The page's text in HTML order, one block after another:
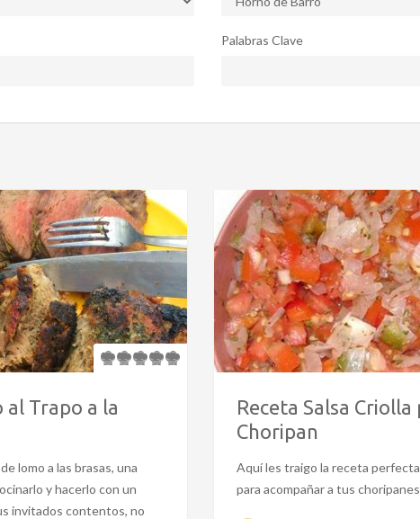
Palabras Clave
al Trapo a la
lomo a las brasas, una
y hacerlo con un
invitados contentos, no
Receta Salsa Criolla
Choripan
Aquí les traigo la receta perfecta
para acompañar a tus